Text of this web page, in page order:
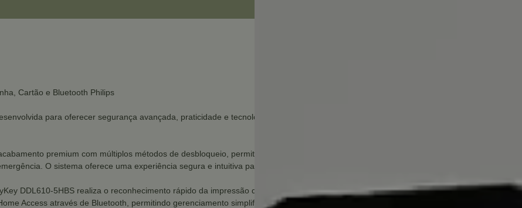
Cartão e Bluetooth Philips
para oferecer segurança avançada, praticidade e tecnologia inteligente no controle de acesso de residências,
premium com múltiplos métodos de desbloqueio, permitindo acesso através de impressão digital, senha
O sistema oferece uma experiência segura e intuitiva para toda a família.
DDL610-5HBS realiza o reconhecimento rápido da impressão digital, proporcionando abertura prática e segura. O
Access através de Bluetooth, permitindo gerenciamento simplificado dos usuários e configurações do sistema.